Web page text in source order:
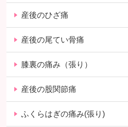
産後のひざ痛
産後の尾てい骨痛
膝裏の痛み（張り）
産後の股関節痛
ふくらはぎの痛み(張り)